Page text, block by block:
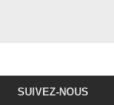
SUIVEZ-NOUS